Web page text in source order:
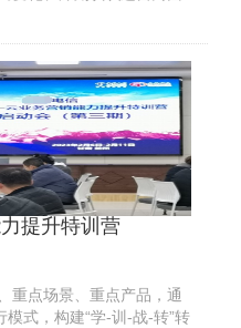
提升特训营
重点场景、重点产品，通
模式，构建“学-训-战-转”转